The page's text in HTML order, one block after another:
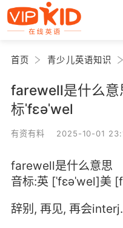
首页 青少儿英语知识
farewell是什么意
标ˈfɛəˈwel
有资有料 2025-10-01
farewell是什么意思
音标:英 [ˈfɛəˈwel]美
辞别, 再见, 再会